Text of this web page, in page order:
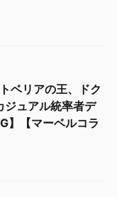
ベリアの王、ドク
ジュアル統率者デ
】【マーベルコラ